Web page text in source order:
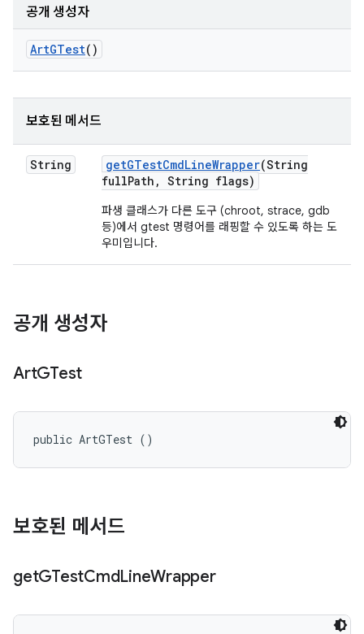
공개 생성자
ArtGTest()
보호된 메서드
String getGTestCmdLineWrapper(String
fullPath , String flags)
파생 클래스가 다른 도구 (chroot, strace, gdb
등)에서 gtest 명령어를 래핑할 수 있도록 하는 도
우미입니다.
공개 생성자
ArtGTest
public ArtGTest ()
보호된 메서드
getGTestCmdLineWrapper